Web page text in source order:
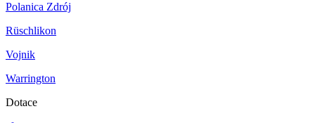
Polanica Zdrój
Rüschlikon
Vojnik
Warrington
Dotace